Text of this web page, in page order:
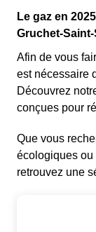
Le gaz en
Gruchet-
Afin de vous
est nécessaire
Découvrez
conçues pour
Que vous
écologiques ou
retrouvez une